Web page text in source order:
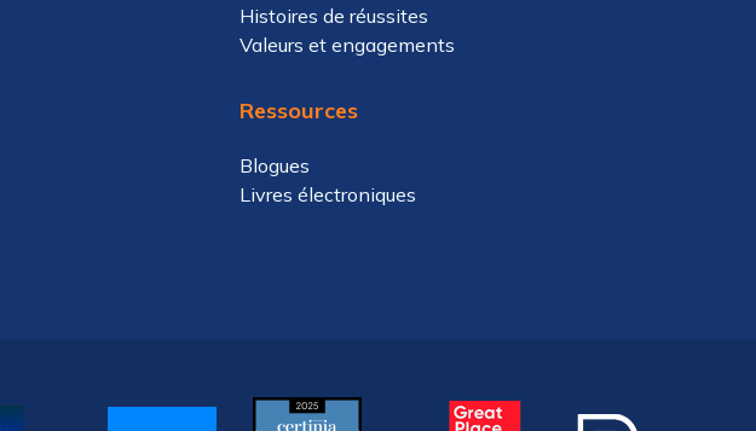
Histoires de réussites
Valeurs et engagements
Ressources
Blogues
Livres électroniques